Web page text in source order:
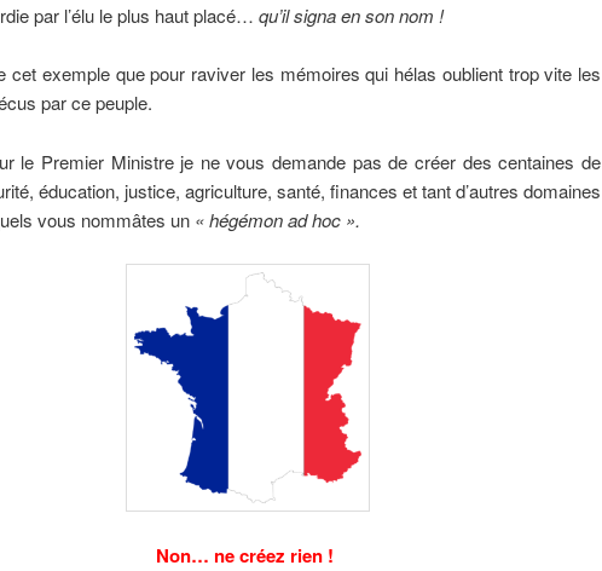
par l’élu le plus haut placé… qu’il signa en son nom !
cet exemple que pour raviver les mémoires qui hélas oublient trop vite les
par ce peuple.
le Premier Ministre je ne vous demande pas de créer des centaines de
éducation, justice, agriculture, santé, finances et tant d’autres domaines
vous nommâtes un « hégémon ad hoc ».
Non… ne créez rien !